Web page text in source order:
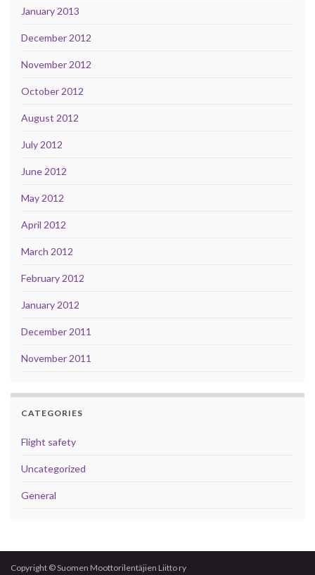
January 2013
December 2012
November 2012
October 2012
August 2012
July 2012
June 2012
May 2012
April 2012
March 2012
February 2012
January 2012
December 2011
November 2011
CATEGORIES
Flight safety
Uncategorized
General
Copyright © Suomen Moottorilentäjien Liitto ry